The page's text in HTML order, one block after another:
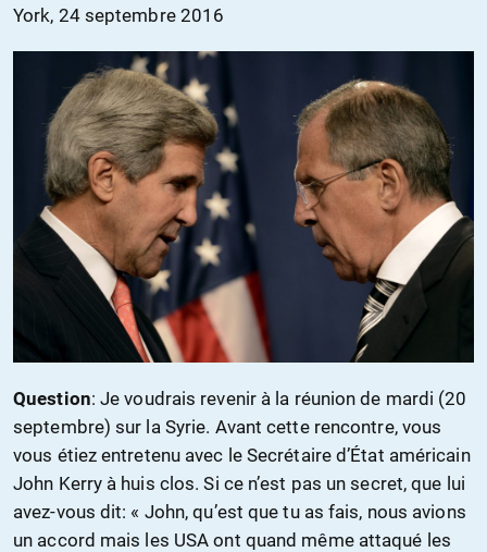
York, 24 septembre 2016
Question: Je voudrais revenir à la réunion de mardi (20
septembre) sur la Syrie. Avant cette rencontre, vous
vous étiez entretenu avec le Secrétaire d’État américain
John Kerry à huis clos. Si ce n’est pas un secret, que lui
avez-vous dit: « John, qu’est que tu as fais, nous avions
un accord mais les USA ont quand même attaqué les